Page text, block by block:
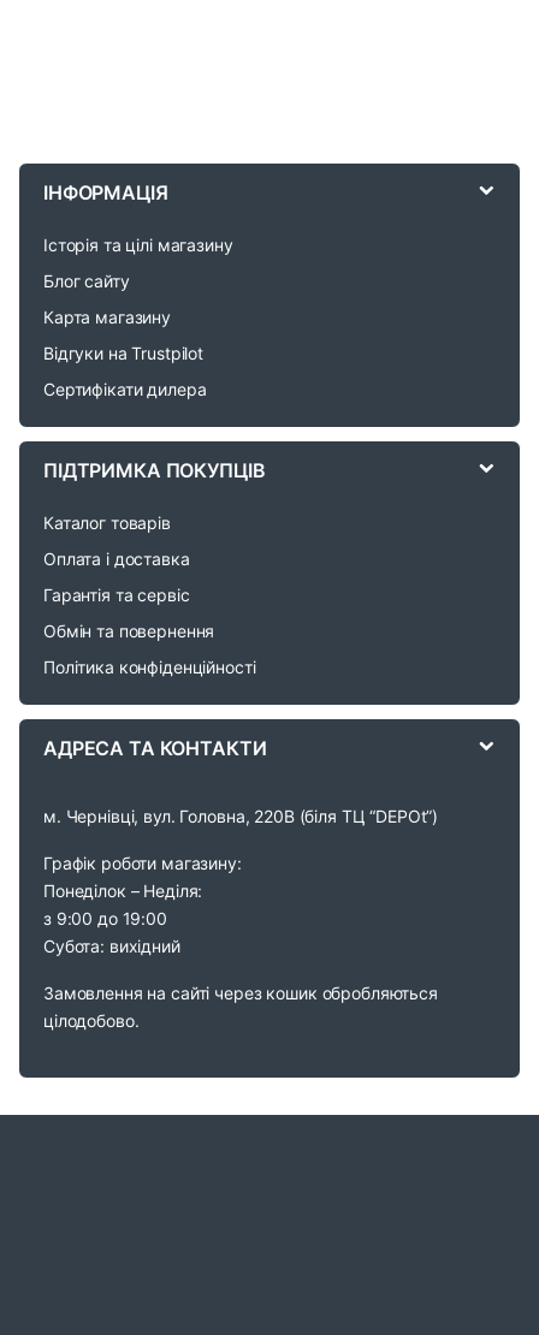
C
ІНФОРМАЦІЯ
Історія та цілі магазину
Блог сайту
Карта магазину
Відгуки на Trustpilot
Сертифікати дилера
ПІДТРИМКА ПОКУПЦІВ
Каталог товарів
Оплата і доставка
Гарантія та сервіс
Обмін та повернення
Політика конфіденційності
АДРЕСА ТА КОНТАКТИ
м. Чернівці, вул. Головна, 220В (біля ТЦ “DEPOt”)
Графік роботи магазину:
Понеділок – Неділя:
з 9:00 до 19:00
Субота: вихідний
Замовлення на сайті через кошик обробляються
цілодобово.